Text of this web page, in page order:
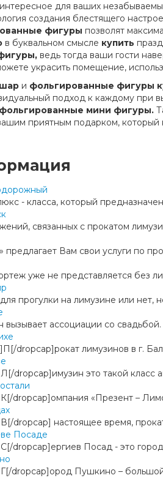
для ваших
создания блестящего
фигуры позволят
в буквальном смысле купить
ведь тогда ваши гости
украсить помещение,
и фольгированные фигуры
подход к каждому при
фольгированные мини фигуры.
приятным подарком,
- класса, который
связанных с прокатом
Вам свои услуги по
уже не представляется без
прогулки на лимузине или нет,
вызывает ассоциации со
dropcap]рокат лимузинов в г.
dropcap]имузин это такой класс
dropcap]омпания «Презент –
dropcap] настоящее время,
Посаде
dropcap]ергиев Посад - это
dropcap]ород Пушкино –